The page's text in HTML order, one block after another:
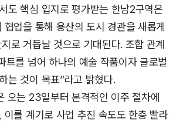
도 핵심 입지로 평가받는 한남2구역은
협업을 통해 용산의 도시 경관을 새롭게
로 거듭날 것으로 기대된다. 조합 관계
트를 넘어 하나의 예술 작품이자 글로벌
는 것이 목표”라고 밝혔다.
오는 23일부터 본격적인 이주 절차에
이를 계기로 사업 추진 속도도 한층 빨라